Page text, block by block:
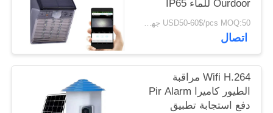
خريطة
الموقع
سياسة
الخصوصية
Ourdoor للماء IP65
المخفية نوع CCTV IP
الخفيفة
USD50-60$/pcs MOQ:50 جهاز كمبيوتر شخصى
اتصال
Wifi H.264 مراقبة
الطيور كاميرا Pir Alarm
دفع استجابة تطبيق